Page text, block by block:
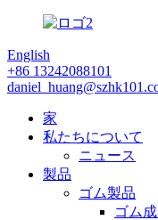
English
+86 13242088101
家
私たちについて
ニュース
製品
ゴム製品
ゴム